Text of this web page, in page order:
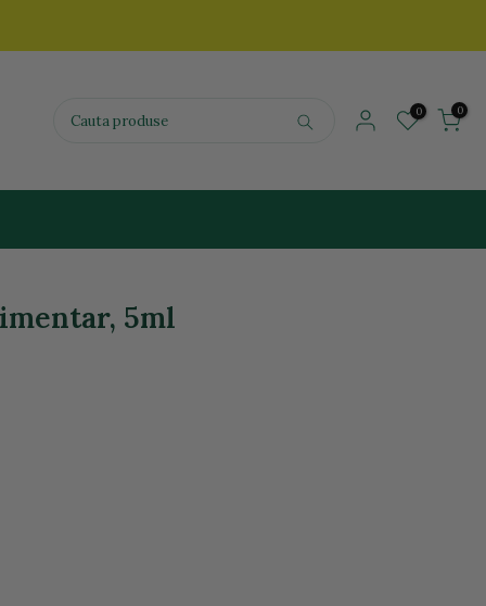
0 0
5ml